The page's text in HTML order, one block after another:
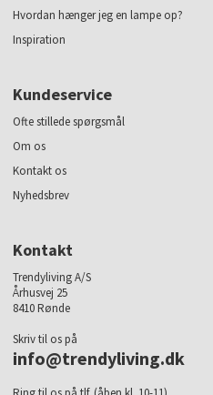
Hvordan hænger jeg en lampe op?
Inspiration
Kundeservice
Ofte stillede spørgsmål
Om os
Kontakt os
Nyhedsbrev
Kontakt
Trendyliving A/S
Århusvej 25
8410 Rønde
Skriv til os på
info@trendyliving.dk